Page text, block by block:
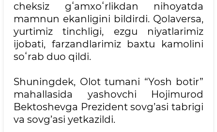
cheksiz gʻamxoʻrlikdan nihoyatda
mamnun ekanligini bildirdi. Qolaversa,
yurtimiz tinchligi, ezgu niyatlarimiz
ijobati, farzandlarimiz baxtu kamolini
soʻrab duo qildi.
Shuningdek, Olot tumani “Yosh botir”
mahallasida yashovchi Hojimurod
Bektoshevga Prezident sovg’asi tabrigi
va sovg’asi yetkazildi.